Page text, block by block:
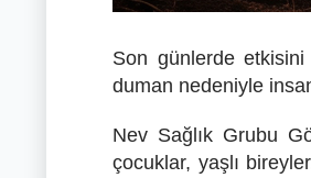
Son günlerde
duman nedeniyle
Nev Sağlık Grubu
çocuklar, yaşlı